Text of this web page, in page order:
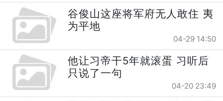
谷俊山这座将军府无人敢住 夷
为平地
04-29 14:50
他让习帝干5年就滚蛋 习听后
只说了一句
04-20 23:49